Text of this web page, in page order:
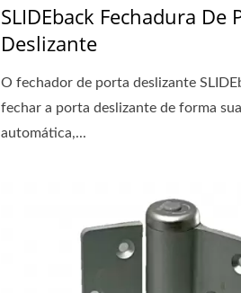
SLIDEback Fechadura De
Deslizante
O fechador de porta deslizante
fechar a porta deslizante de forma
automática,...